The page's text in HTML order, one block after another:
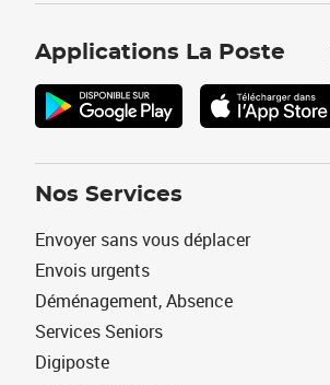
Applications La Poste
Nos Services
Envoyer sans vous déplacer
Envois urgents
Déménagement, Absence
Services Seniors
Digiposte